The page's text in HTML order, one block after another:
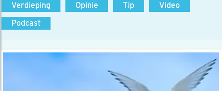
Verdieping
Opinie Tip
Video
Podcast